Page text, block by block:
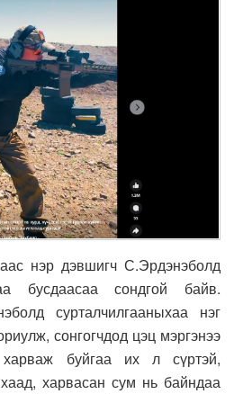
нэр дэвшигч С.Эрдэнэболд
бусдаасаа сондгой байв.
сурталчилгааныхаа нэг
сонгогчдод цэц мэргэнээ
харваж буйгаа их л сүртэй,
харвасан сум нь байндаа